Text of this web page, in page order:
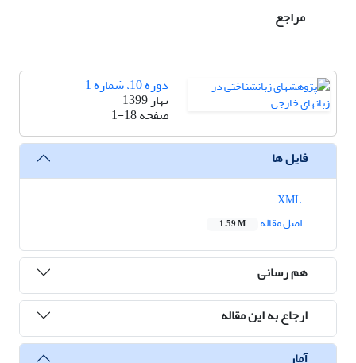
مراجع
دوره 10، شماره 1
بهار 1399
صفحه1-18
فایل ها
اصل مقاله
1.59 M
هم رسانی
ارجاع به این مقاله
آمار